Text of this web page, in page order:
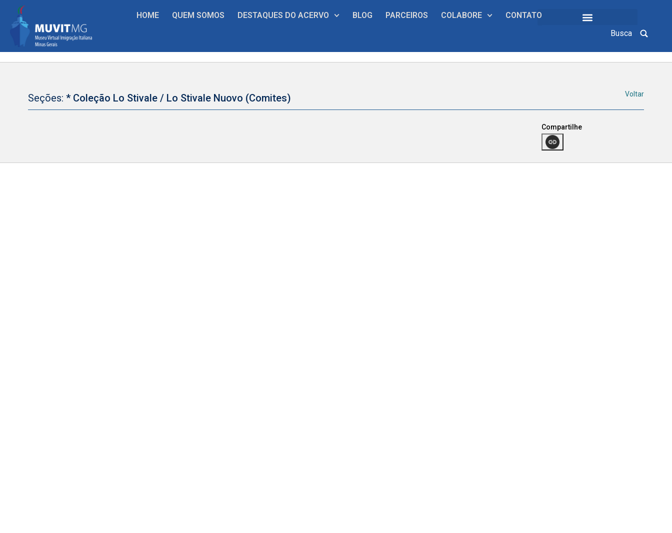
HOME QUEM SOMOS DESTAQUES DO ACERVO BLOG PARCEIROS COLABORE CONTATO
Busca
Seções: * Coleção Lo Stivale / Lo Stivale Nuovo (Comites) Voltar
Compartilhe